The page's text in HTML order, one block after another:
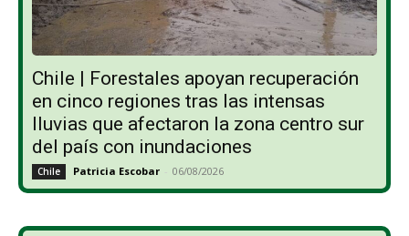
Chile | Forestales apoyan recuperación
en cinco regiones tras las intensas
lluvias que afectaron la zona centro sur
del país con inundaciones
Chile Patricia Escobar - 06/08/2026